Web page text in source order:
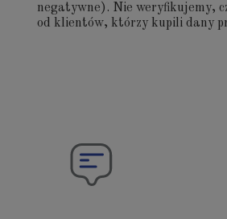
negatywne). Nie weryfikujemy,
od klientów, którzy kupili dany